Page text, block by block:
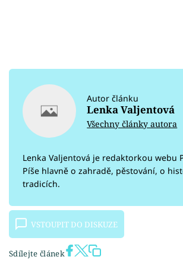
Autor článku
Lenka Valjentová
Všechny články autora
Lenka Valjentová je redaktorkou webu
Píše hlavně o zahradě, pěstování, o
tradicích.
VSTOUPIT DO DISKUZE
Sdílejte článek